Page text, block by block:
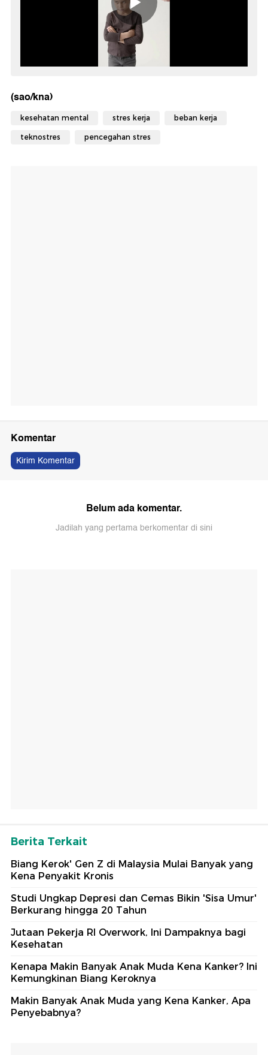
(sao/kna)
kesehatan mental stres kerja beban kerja
teknostres pencegahan stres
Komentar
Kirim Komentar
Belum ada komentar.
Jadilah yang pertama berkomentar di sini
Berita Terkait
Biang Kerok' Gen Z di Malaysia Mulai Banyak yang
Kena Penyakit Kronis
Studi Ungkap Depresi dan Cemas Bikin 'Sisa Umur'
Berkurang hingga 20 Tahun
Jutaan Pekerja RI Overwork, Ini Dampaknya bagi
Kesehatan
Kenapa Makin Banyak Anak Muda Kena Kanker? Ini
Kemungkinan Biang Keroknya
Makin Banyak Anak Muda yang Kena Kanker, Apa
Penyebabnya?